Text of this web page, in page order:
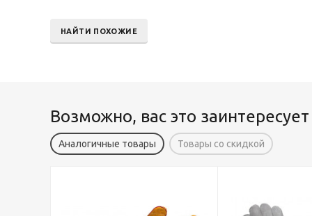
НАЙТИ ПОХОЖИЕ
Возможно, вас это заинтересует
Аналогичные товары Товары со скидкой